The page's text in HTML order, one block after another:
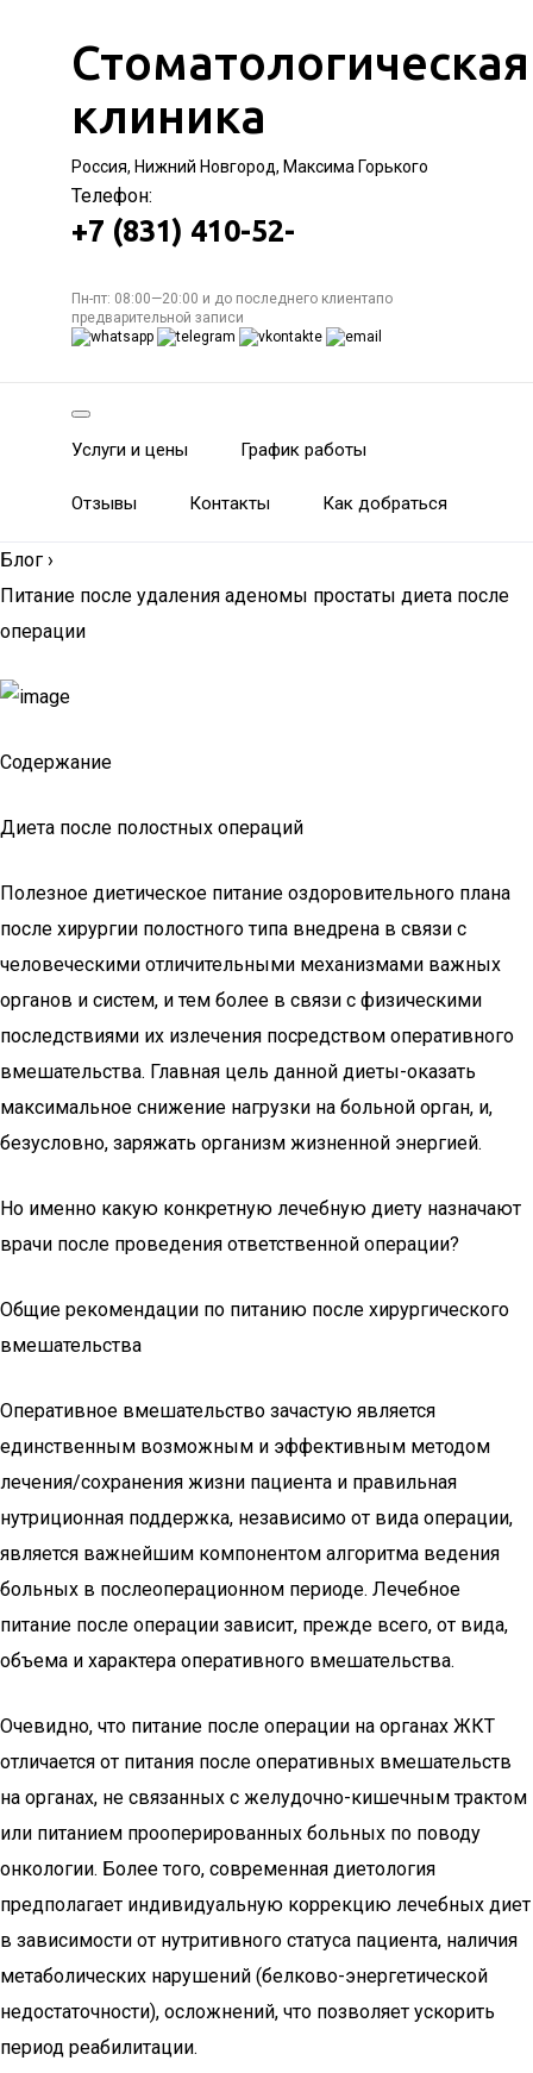
Стоматологическая
клиника
Россия, Нижний Новгород, Максима Горького
Телефон:
+7 (831) 410-52-
Пн-пт: 08:00—20:00 и до последнего клиентапо
предварительной записи
Услуги и цены График работы
Отзывы Контакты Как добраться
Блог ›
Питание после удаления аденомы простаты диета после
операции
Содержание
Диета после полостных операций
Полезное диетическое питание оздоровительного плана
после хирургии полостного типа внедрена в связи с
человеческими отличительными механизмами важных
органов и систем, и тем более в связи с физическими
последствиями их излечения посредством оперативного
вмешательства. Главная цель данной диеты-оказать
максимальное снижение нагрузки на больной орган, и,
безусловно, заряжать организм жизненной энергией.
Но именно какую конкретную лечебную диету назначают
врачи после проведения ответственной операции?
Общие рекомендации по питанию после хирургического
вмешательства
Оперативное вмешательство зачастую является
единственным возможным и эффективным методом
лечения/сохранения жизни пациента и правильная
нутриционная поддержка, независимо от вида операции,
является важнейшим компонентом алгоритма ведения
больных в послеоперационном периоде. Лечебное
питание после операции зависит, прежде всего, от вида,
объема и характера оперативного вмешательства.
Очевидно, что питание после операции на органах ЖКТ
отличается от питания после оперативных вмешательств
на органах, не связанных с желудочно-кишечным трактом
или питанием прооперированных больных по поводу
онкологии. Более того, современная диетология
предполагает индивидуальную коррекцию лечебных диет
в зависимости от нутритивного статуса пациента, наличия
метаболических нарушений (белково-энергетической
недостаточности), осложнений, что позволяет ускорить
период реабилитации.